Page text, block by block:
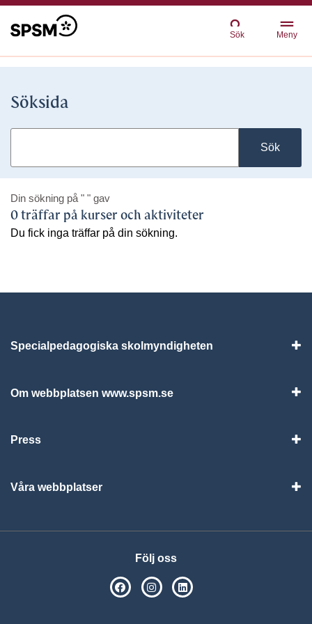
Sök Meny
Söksida
Sök
Din sökning på " " gav
0 träffar på kurser och aktiviteter
Du fick inga träffar på din sökning.
Specialpedagogiska skolmyndigheten
Om webbplatsen www.spsm.se
Press
Våra webbplatser
Följ oss
SPSM på Facebook
SPSM på Instagram